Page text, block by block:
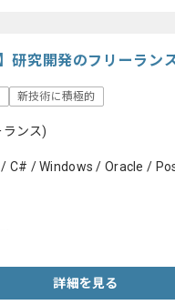
研究開発のフリーラン
新技術に積極的
ンス)
/ Windows / Oracle /
詳細を見る